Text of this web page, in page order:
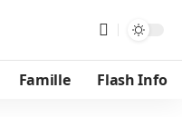
Famille Flash Info